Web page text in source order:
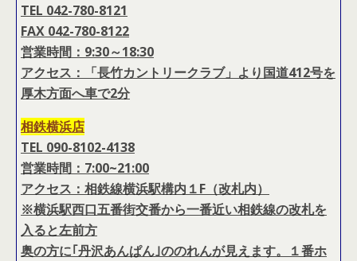
TEL 042-780-8121
FAX 042-780-8122
営業時間：9:30～18:30
アクセス：「長竹カントリークラブ」より国道412号を
厚木方面へ車で2分
相鉄横浜店
TEL 090-8102-4138
営業時間：7:00~21:00
アクセス：相鉄線横浜駅構内１F（改札内）
※横浜駅西口五番街交番から一番近い相鉄線の改札を
入ると左前方
奥の方に｢丹沢あんぱん｣ののれんが見えます。１番ホ